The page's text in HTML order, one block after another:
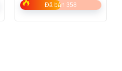
5
Đã bán 358